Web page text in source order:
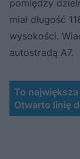
pomiędzy
miał długość
wysokości.
autostradą A7.
To
Otwarto linię